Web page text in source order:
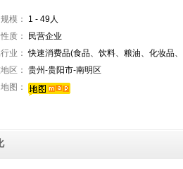
模：
1 - 49人
质：
民营企业
业： 快速消费品(食品、饮料、粮油、化妆品
区： 贵州-贵阳市-南明区
图：